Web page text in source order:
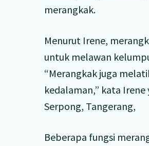
merangkak.
Menurut Irene,
untuk melawan
“Merangkak juga
kedalaman,” kata
Serpong, Tangerang,
Beberapa fungsi